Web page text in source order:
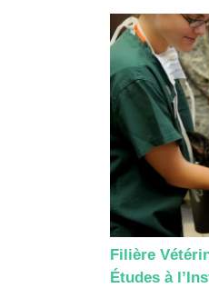
Filière
Études à